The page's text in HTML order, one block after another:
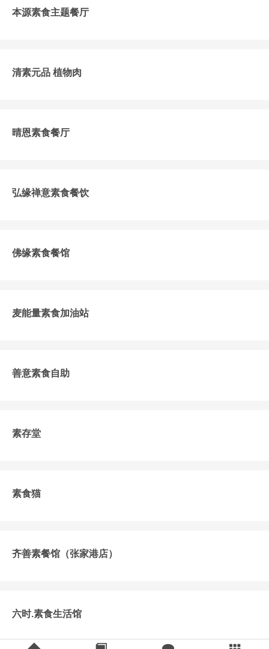
本源素食主题餐厅
清素元品 植物肉
晴恩素食餐厅
弘缘禅意素食餐饮
佛缘素食餐馆
麦能量素食加油站
善意素食自助
素存堂
素食猫
齐善素餐馆（张家港店）
六时.素食生活馆